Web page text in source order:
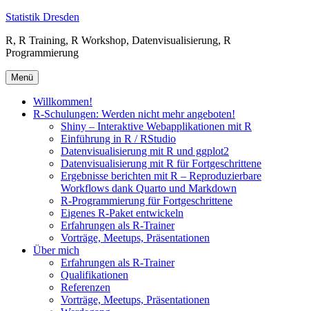
Zum
springen
Statistik Dresden
R, R Training, R Workshop, Datenvisualisierung, R
Programmierung
Menü
Willkommen!
R-Schulungen: Werden nicht mehr angeboten!
Shiny – Interaktive Webapplikationen mit R
Einführung in R / RStudio
Datenvisualisierung mit R und ggplot2
Datenvisualisierung mit R für Fortgeschrittene
Ergebnisse berichten mit R – Reproduzierbare
Workflows dank Quarto und Markdown
R-Programmierung für Fortgeschrittene
Eigenes R-Paket entwickeln
Erfahrungen als R-Trainer
Vorträge, Meetups, Präsentationen
Über mich
Erfahrungen als R-Trainer
Qualifikationen
Referenzen
Vorträge, Meetups, Präsentationen